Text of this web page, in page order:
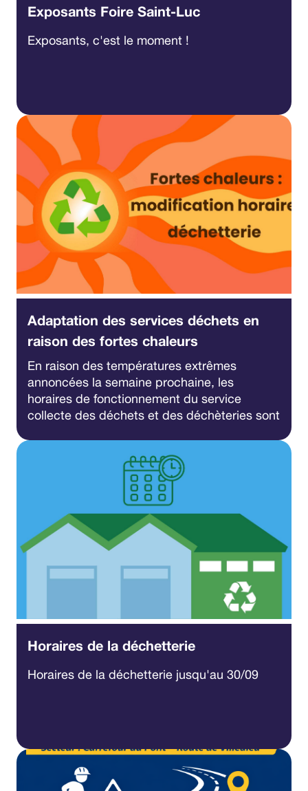
Exposants Foire Saint-Luc
Exposants, c'est le moment !
Adaptation des services déchets en
raison des fortes chaleurs
En raison des températures extrêmes
annoncées la semaine prochaine, les
horaires de fonctionnement du service
collecte des déchets et des déchèteries sont
Horaires de la déchetterie
Horaires de la déchetterie jusqu'au 30/09